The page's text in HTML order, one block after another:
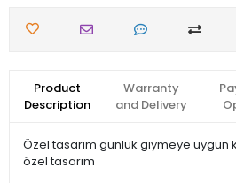
Product
Description
Warranty
and Delivery
Özel tasarım günlük giymeye uygun
özel tasarım